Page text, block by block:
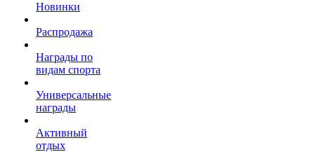
Новинки
Распродажа
Награды по
видам спорта
Универсальные
награды
Активный
отдых